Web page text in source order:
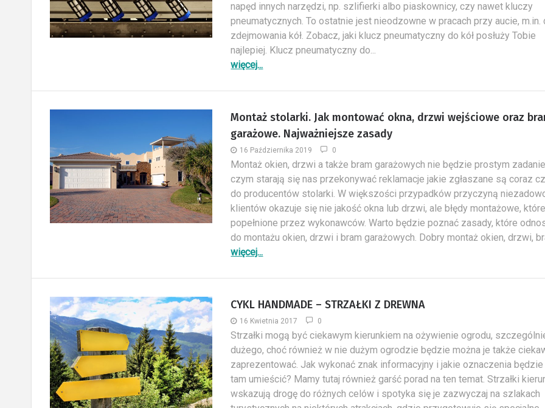
napęd innych narzędzi, np. szlifierki albo piaskownicy, czy nawet kluczy
pneumatycznych. To ostatnie jest nieodzowne w pracach przy aucie, m.in.
zdejmowania kół. Zobacz, jaki klucz pneumatyczny do kół posłuży Tobie
najlepiej. Klucz pneumatyczny do...
więcej...
Montaż stolarki. Jak montować okna, drzwi wejściowe oraz
garażowe. Najważniejsze zasady
16 Października 2019 0
Montaż okien, drzwi a także bram garażowych nie będzie prostym
czym starają się nas przekonywać reklamacje jakie zgłaszane są coraz
do producentów stolarki. W większości przypadków przyczyną
klientów okazuje się nie jakość okna lub drzwi, ale błędy montażowe,
popełnione przez wykonawców. Warto będzie poznać zasady, które
do montażu okien, drzwi i bram garażowych. Dobry montaż okien, drzwi,
więcej...
CYKL HANDMADE – STRZAŁKI Z DREWNA
16 Kwietnia 2017 0
Strzałki mogą być ciekawym kierunkiem na ożywienie ogrodu,
dużego, choć również w nie dużym ogrodzie będzie można je także
zaprezentować. Jak wykonać znak informacyjny i jakie oznaczenia będzie
tam umieścić? Mamy tutaj również garść porad na ten temat. Strzałki
wskazują drogę do różnych celów i spotyka się je zazwyczaj na szlakach